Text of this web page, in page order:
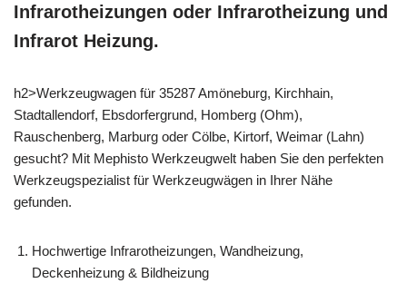
Infrarotheizungen oder Infrarotheizung und
Infrarot Heizung.
h2>Werkzeugwagen für 35287 Amöneburg, Kirchhain,
Stadtallendorf, Ebsdorfergrund, Homberg (Ohm),
Rauschenberg, Marburg oder Cölbe, Kirtorf, Weimar (Lahn)
gesucht? Mit Mephisto Werkzeugwelt haben Sie den perfekten
Werkzeugspezialist für Werkzeugwägen in Ihrer Nähe
gefunden.
Hochwertige Infrarotheizungen, Wandheizung,
Deckenheizung & Bildheizung